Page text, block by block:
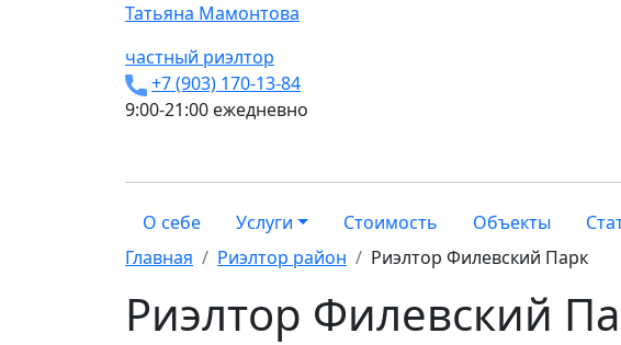
Татьяна Мамонтова
частный риэлтор
+7 (903) 170-13-84
9:00-21:00 ежедневно
О себе Услуги Стоимость Объекты
Главная
Риэлтор район Риэлтор Филевский Парк
Риэлтор Филевский